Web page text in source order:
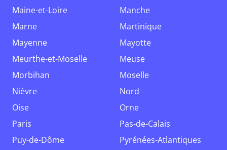
Maine-et-Loire
Manche
Marne
Martinique
Mayenne
Mayotte
Meurthe-et-Moselle
Meuse
Morbihan
Moselle
Nièvre
Nord
Oise
Orne
Paris
Pas-de-Calais
Puy-de-Dôme
Pyrénées-Atlantiques